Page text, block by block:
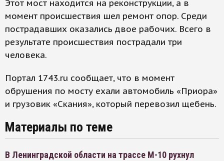
Этот мост находится на реконструкции, а в
момент происшествия шел ремонт опор. Среди
пострадавших оказались двое рабочих. Всего в
результате происшествия пострадали три
человека.
Портал 1743.ru сообщает, что в момент
обрушения по мосту ехали автомобиль «Приора»
и грузовик «Скания», который перевозил щебень.
Материалы по теме
В Ленинградской области на трассе М-10 рухнул